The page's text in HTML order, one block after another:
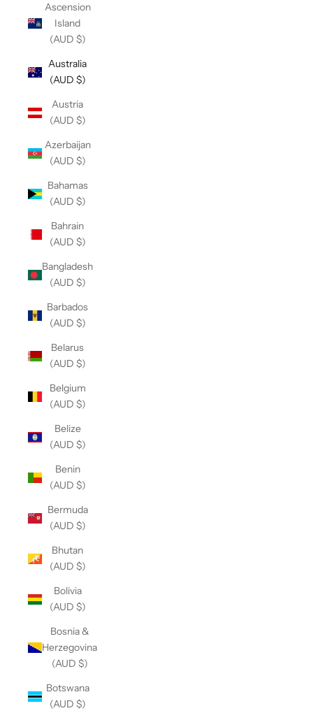
Ascension
Island
(AUD $)
Australia
(AUD $)
Austria
(AUD $)
Azerbaijan
(AUD $)
Bahamas
(AUD $)
Bahrain
(AUD $)
Bangladesh
(AUD $)
Barbados
(AUD $)
Belarus
(AUD $)
Belgium
(AUD $)
Belize
(AUD $)
Benin
(AUD $)
Bermuda
(AUD $)
Bhutan
(AUD $)
Bolivia
(AUD $)
Bosnia &
Herzegovina
(AUD $)
Botswana
(AUD $)